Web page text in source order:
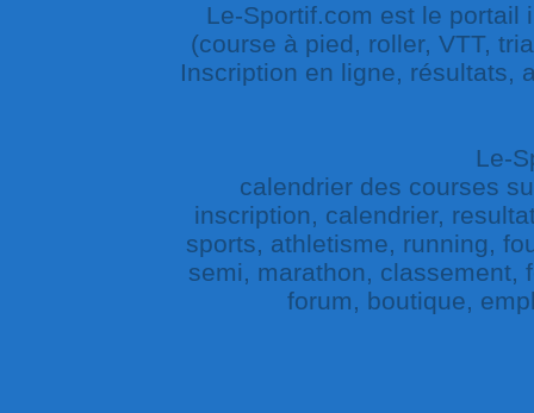
Le-Sportif.com est le portail
(course à pied, roller, VTT,
Inscription en ligne, résultats,
Le-
calendrier des courses
inscription, calendrier,
sports, athletisme, running,
semi, marathon, classement,
forum, boutique,